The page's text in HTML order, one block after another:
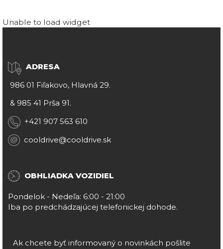
Unable to load widget
ADRESA
986 01 Fiľakovo, Hlavná 29.
& 985 41 Prša 91.
+421 907 563 610
cooldrive@cooldrive.sk
OBHLIADKA VOZIDIEL
Pondelok - Nedeľa: 6:00 - 21:00
Iba po predchádzajúcej telefonickej dohode.
Ak chcete byť informovaný o novinkách pošlite